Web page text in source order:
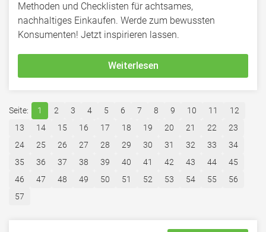
Methoden und Checklisten für achtsames,
nachhaltiges Einkaufen. Werde zum bewussten
Konsumenten! Jetzt inspirieren lassen.
Weiterlesen
1 2 3 4 5 6 7 8 9 10 11
12
13
14 15 16 17 18 19 20 21 22
23
24
25 26 27 28 29 30 31 32 33
34
35
36 37 38 39 40 41 42 43 44
45
46
47 48 49 50 51 52 53 54 55
56
57